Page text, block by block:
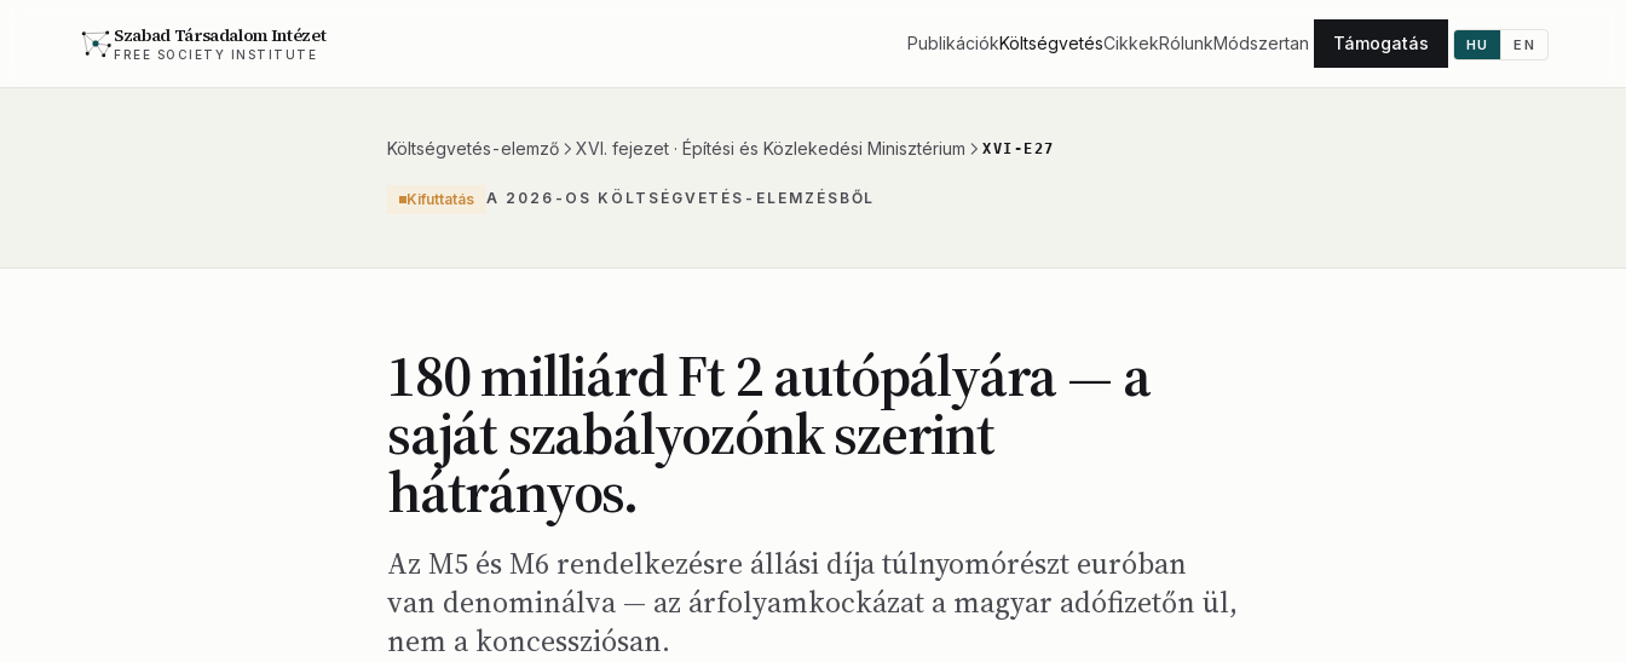
Szabad Társadalom Intézet
FREE SOCIETY INSTITUTE
PublikációkKöltségvetésCikkekRólunkMódszertan Támogatás HU EN
Költségvetés-elemző XVI. fejezet · Építési és Közlekedési Minisztérium XVI-E27
Kifuttatás A 2026-OS KÖLTSÉGVETÉS-ELEMZÉSBŐL
180 milliárd Ft 2 autópályára — a
saját szabályozónk szerint
hátrányos.
Az M5 és M6 rendelkezésre állási díja túlnyomórészt euróban
van denominálva — az árfolyamkockázat a magyar adófizetőn ül,
nem a koncessziósan.